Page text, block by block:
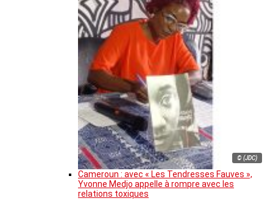
© (JDC)
Cameroun : avec « Les Tendresses Fauves »,
Yvonne Medjo appelle à rompre avec les
relations toxiques